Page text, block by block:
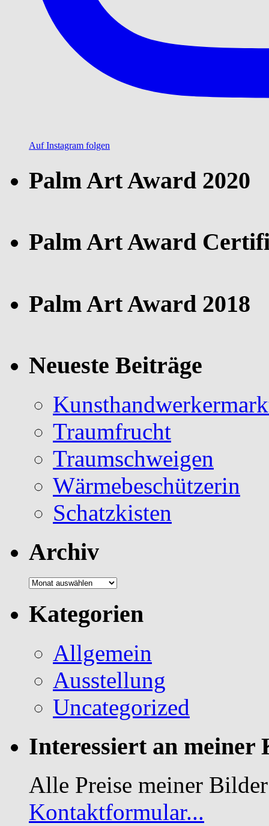
Auf Instagram folgen
Palm Art Award 2020
Palm Art Award
Palm Art Award 2018
Neueste Beiträge
Traumfrucht
Traumschweigen
Wärmebeschützerin
Schatzkisten
Archiv
Archiv
Kategorien
Allgemein
Ausstellung
Uncategorized
Interessiert an meiner
Alle Preise meiner
Kontaktformular...